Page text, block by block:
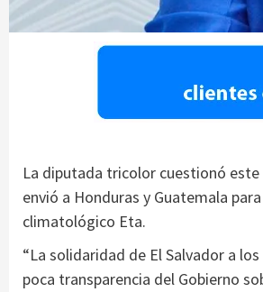
La diputada tricolor cuestionó
envió a Honduras y Guatemala
climatológico Eta.
“La solidaridad de El Salvador a
poca transparencia del Gobierno